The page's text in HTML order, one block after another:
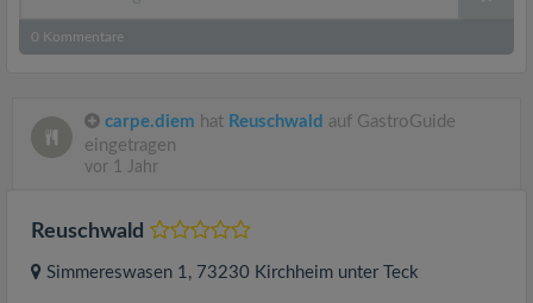
0 Kommentare
carpe.diem hat Reuschwald auf GastroGuide
eingetragen
vor 1 Jahr
Reuschwald
Simmereswasen 1, 73230 Kirchheim unter Teck